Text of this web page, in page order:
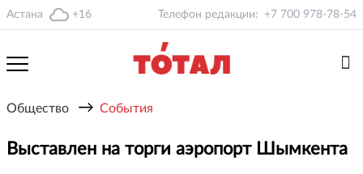
Астана +16 Телефон редакции: +7 700 978-78-54
Общество → События
Выставлен на торги аэропорт Шымкента